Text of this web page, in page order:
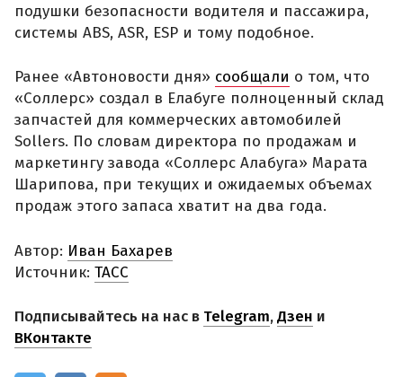
подушки безопасности водителя и пассажира,
системы ABS, ASR, ESP и тому подобное.
Ранее «Автоновости дня» сообщали о том, что
«Соллерс» создал в Елабуге полноценный склад
запчастей для коммерческих автомобилей
Sollers. По словам директора по продажам и
маркетингу завода «Соллерс Алабуга» Марата
Шарипова, при текущих и ожидаемых объемах
продаж этого запаса хватит на два года.
Автор: Иван Бахарев
Источник: ТАСС
Подписывайтесь на нас в Telegram,Дзен и
ВКонтакте